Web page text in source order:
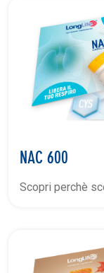
NAC 600
Scopri perchè